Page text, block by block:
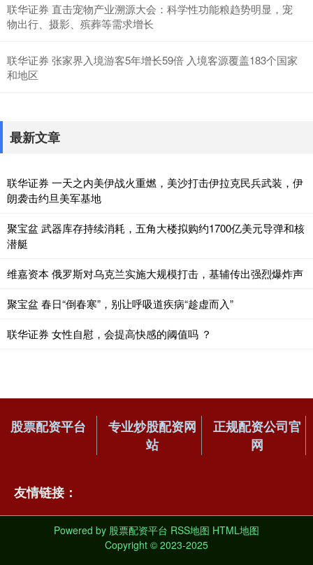
联华证券 直击宠物产业溯源大会：科学性功能粮趋势明显，宠
物出行、摄影、殡葬等需求增长
联华证券 张家界入境游客5年增长59倍 入境客源覆盖183个国家
和地区
最新文章
联华证券 一天之内美伊战火重燃，美沙打击伊拉克民兵武装，伊
朗袭击约旦美军基地
聚宝盆 武器库存持续消耗，五角大楼拟购约1700亿美元导弹和核
潜艇
维嘉资本 俄罗斯对乌克兰实施大规模打击，基辅传出强烈爆炸声
聚宝盆 春日“倒春寒”，别让呼吸道疾病“趁虚而入”
联华证券 女性自慰，会提高快感的阈值吗 ？
股票配资平台
专业炒股配资网
站
正规配资公司官
网
友情链接：
Powered by 股票配资平台 RSS地图 HTML地图
Copyright © 2023-2025